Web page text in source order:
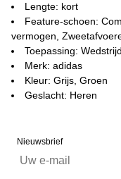
Lengte: kort
Feature-schoen:
vermogen,
Toepassing: Wedstrijd
Merk: adidas
Kleur: Grijs, Groen
Geslacht: Heren
Nieuwsbrief